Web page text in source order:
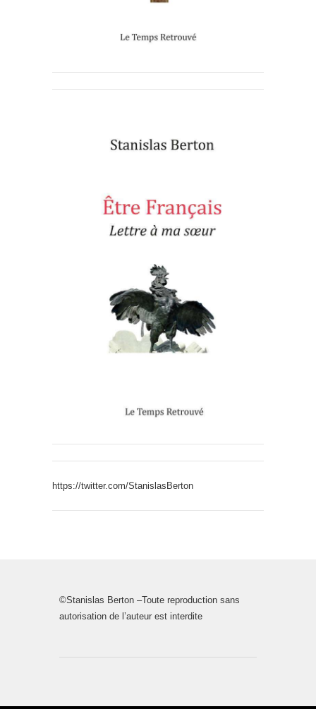
https://twitter.com/StanislasBerton
©Stanislas Berton –Toute reproduction sans
autorisation de l’auteur est interdite